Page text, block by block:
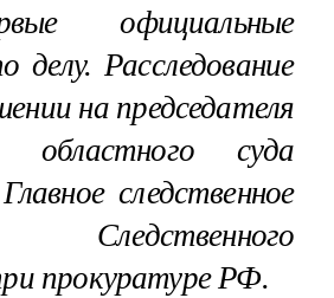
официальные
делу. Расследование
на председателя
областного суда
следственное
Следственного
прокуратуре РФ.